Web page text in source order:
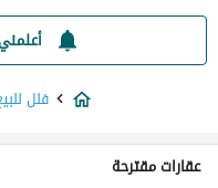
فلل
عقارات مقترحة